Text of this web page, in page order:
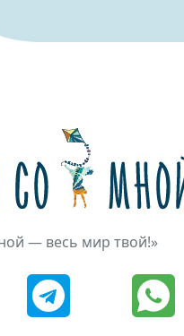
— весь мир твой!»